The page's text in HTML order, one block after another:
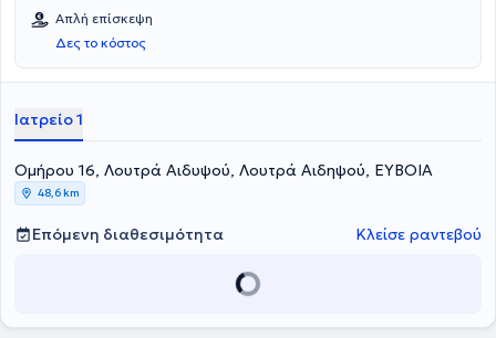
Πανεπιστήμιο Θεσσαλονίκης. Τα τελευταία 28 χρόνια έχει εργαστεί
ως Οφθαλμίατρος στο Γενικό Νοσοκομείο Αθηνών "Λαϊκό" και στο
Γενικό Νοσοκομείο Αθηνών "Ιπποκράτειο". Τέλος, ο γιατρός είναι
εξειδικεύεται στη χειρουργική καταρράκτη, στο Laser μυωπίας και
Απλή επίσκεψη
Δες το κόστος
Ιατρείο 1
Ομήρου 16, Λουτρά Αιδυψού, Λουτρά Αιδηψού, ΕΥΒΟΙΑ
48,6 km
Επόμενη διαθεσιμότητα Κλείσε ραντεβού